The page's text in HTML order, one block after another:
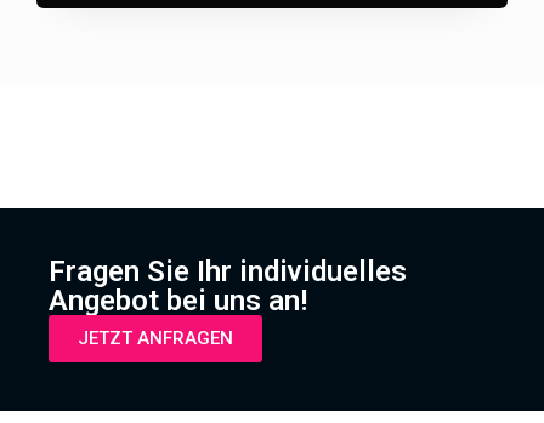
Fragen Sie Ihr individuelles
Angebot bei uns an!
JETZT ANFRAGEN